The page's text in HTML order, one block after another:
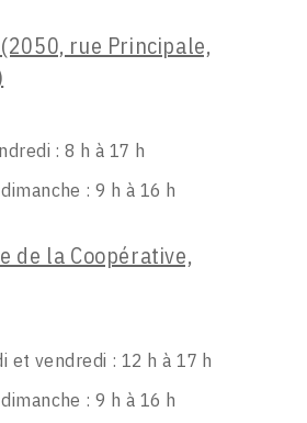
rue Principale,
: 8 h à 17 h
: 9 h à 16 h
de la Coopérative,
et vendredi : 12 h à 17 h
: 9 h à 16 h